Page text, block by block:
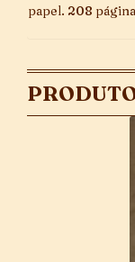
papel. 208